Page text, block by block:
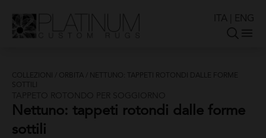
ITA ENG
ORBITA
NETTUNO: TAPPETI ROTONDI DALLE FORME
SOTTILI
TAPPETO ROTONDO PER SOGGIORNO
Nettuno: tappeti rotondi dalle forme
sottili